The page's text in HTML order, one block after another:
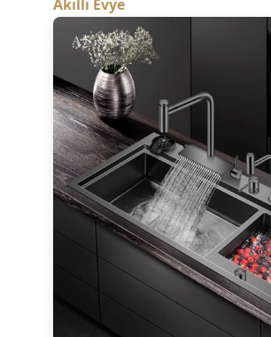
Akıllı Evye